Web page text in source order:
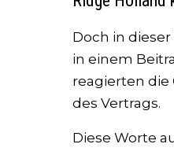
Doch in
in einem
reagierten die
des Vertrags.
Diese Worte